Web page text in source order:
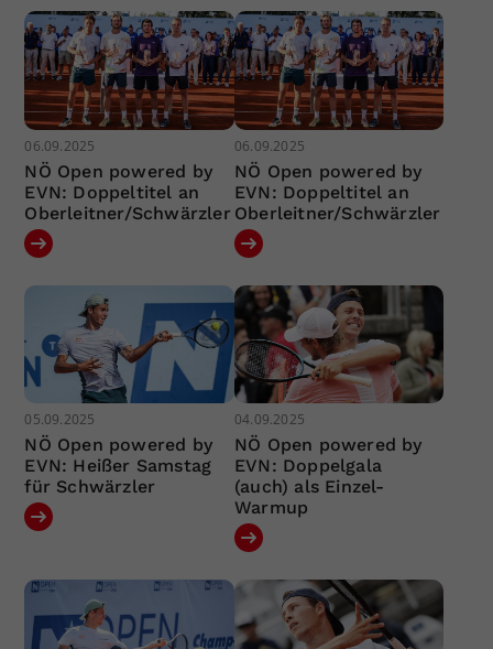
06.09.2025
NÖ Open powered by
EVN: Doppeltitel an
Oberleitner/Schwärzler
06.09.2025
NÖ Open powered by
EVN: Doppeltitel an
Oberleitner/Schwärzler
05.09.2025
NÖ Open powered by
EVN: Heißer Samstag
für Schwärzler
04.09.2025
NÖ Open powered by
EVN: Doppelgala
(auch) als Einzel-
Warmup